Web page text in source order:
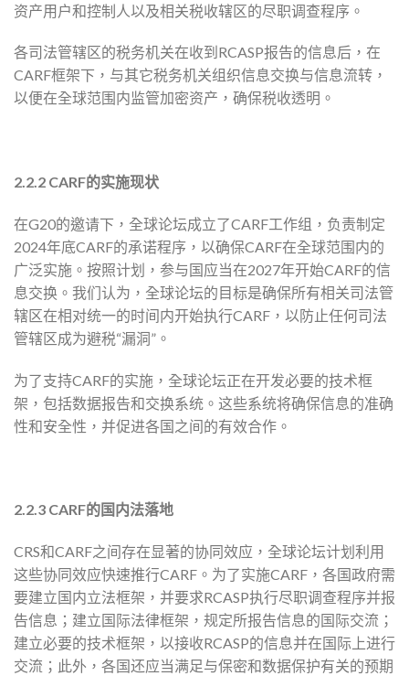
资产用户和控制人以及相关税收辖区的尽职调查程序。
各司法管辖区的税务机关在收到RCASP报告的信息后，在
CARF框架下，与其它税务机关组织信息交换与信息流转，
以便在全球范围内监管加密资产，确保税收透明。
2.2.2 CARF的实施现状
在G20的邀请下，全球论坛成立了CARF工作组，负责制定
2024年底CARF的承诺程序，以确保CARF在全球范围内的
广泛实施。按照计划，参与国应当在2027年开始CARF的信
息交换。我们认为，全球论坛的目标是确保所有相关司法管
辖区在相对统一的时间内开始执行CARF，以防止任何司法
管辖区成为避税“漏洞”。
为了支持CARF的实施，全球论坛正在开发必要的技术框
架，包括数据报告和交换系统 。这些系统将确保信息的准确
性和安全性，并促进各国之间的有效合作。
2.2.3 CARF的国内法落地
CRS和CARF之间存在显著的协同效应，全球论坛计划利用
这些协同效应快速推行CARF。为了实施CARF，各国政府需
要建立国内立法框架，并要求RCASP执行尽职调查程序并报
告信息；建立国际法律框架，规定所报告信息的国际交流；
建立必要的技术框架，以接收RCASP的信息并在国际上进行
交流；此外，各国还应当满足与保密和数据保护有关的预期